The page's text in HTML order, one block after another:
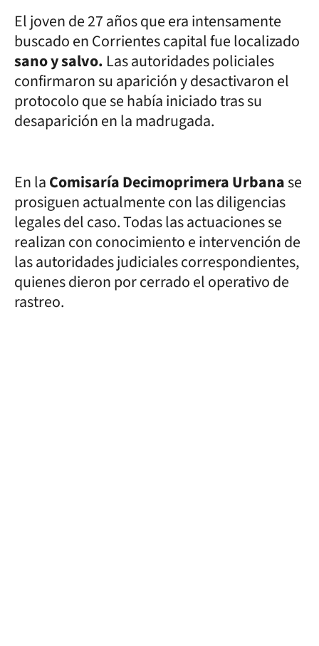
El joven de 27 años que era intensamente
buscado en Corrientes capital fue localizado
sano y salvo. Las autoridades policiales
confirmaron su aparición y desactivaron el
protocolo que se había iniciado tras su
desaparición en la madrugada.
En laComisaría Decimoprimera Urbanase
prosiguen actualmente con las diligencias
legales del caso. Todas las actuaciones se
realizan con conocimiento e intervención de
las autoridades judiciales correspondientes,
quienes dieron por cerrado el operativo de
rastreo.